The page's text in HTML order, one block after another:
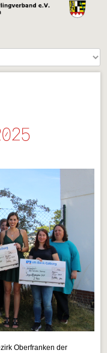
Oberfranken der